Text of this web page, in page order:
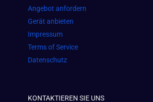
Angebot anfordern
Gerät anbieten
Impressum
Terms of Service
Datenschutz
KONTAKTIEREN SIE UNS